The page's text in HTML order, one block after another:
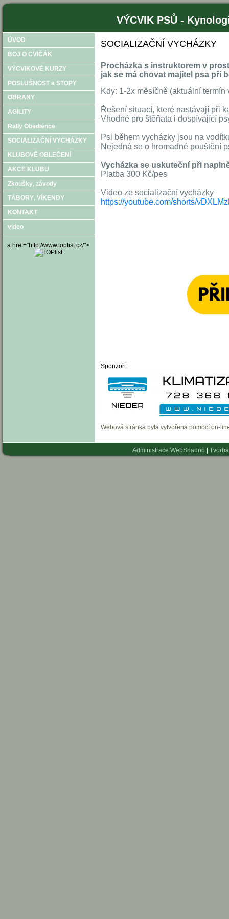
VÝCVIK PSŮ -
ÚVOD
BOJ O CVIČÁK
VÝCVIKOVÉ KURZY
POSLUŠNOST a STOPY
OBRANY
AGILITY
Rally Obedience
SOCIALIZAČNÍ VYCHÁZKY
KLUBOVĚ OBLEČENÍ
AKCE KLUBU
Zkoušky‚ závody
TÁBORY‚ VÍKENDY
KONTAKT
video
a href="http://www.toplist.cz/">
SOCIALIZAČNÍ VYCHÁZKY
Procházka s instruktorem v
jak se má chovat majitel psa při
Kdy: 1-2x měsíčně (aktuální
Řešení situací, které nastávají při
Vhodné pro štěňata i dospívající
Psi během vycházky jsou na
Nejedná se o hromadné pouštění
Vycházka se uskuteční při
Platba 300 Kč/pes
Video ze socializační vycházky
https://youtube.com/shorts/
Sponzoři:
Webová stránka byla vytvořena pomocí on-
Administrace WebSnadno |